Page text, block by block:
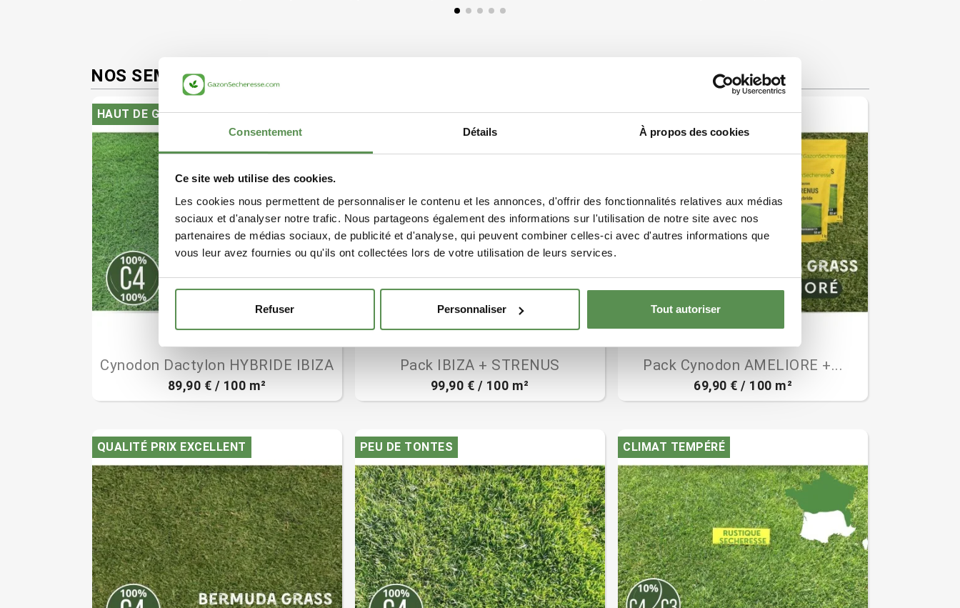
Consentement Détails À propos des cookies
Ce site web utilise des cookies.
Les cookies nous permettent de personnaliser le contenu et les annonces, d'offrir des fonctionnalités relatives aux médias
sociaux et d'analyser notre trafic. Nous partageons également des informations sur l'utilisation de notre site avec nos
partenaires de médias sociaux, de publicité et d'analyse, qui peuvent combiner celles-ci avec d'autres informations que
vous leur avez fournies ou qu'ils ont collectées lors de votre utilisation de leurs services.
Refuser Personnaliser Tout autoriser
NOS SEMENCES DE GAZON
Aperçu rapide
Cynodon Dactylon HYBRIDE IBIZA
89,90 € / 100 m²
HAUT DE GAMME
Aperçu rapide
Pack IBIZA + STRENUS
99,90 € / 100 m²
HAUT DE GAMME VERT TOUTE L'ANNEE
Aperçu rapide
Pack Cynodon AMELIORE +...
69,90 € / 100 m²
VERT TOUTE L'ANNEE
QUALITÉ PRIX EXCELLENT PEU DE TONTES CLIMAT TEMPÉRÉ